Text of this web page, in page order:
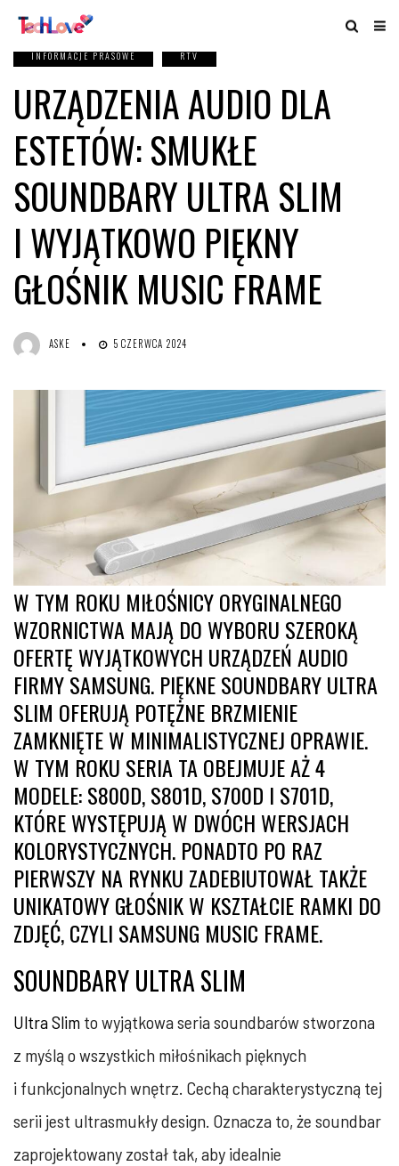
INFORMACJE PRASOWE RTV
URZĄDZENIA AUDIO DLA
ESTETÓW: SMUKŁE
SOUNDBARY ULTRA SLIM
I WYJĄTKOWO PIĘKNY
GŁOŚNIK MUSIC FRAME
ASKE 5 CZERWCA 2024
W TYM ROKU MIŁOŚNICY ORYGINALNEGO
WZORNICTWA MAJĄ DO WYBORU SZEROKĄ
OFERTĘ WYJĄTKOWYCH URZĄDZEŃ AUDIO
FIRMY SAMSUNG. PIĘKNE SOUNDBARY ULTRA
SLIM OFERUJĄ POTĘŻNE BRZMIENIE
ZAMKNIĘTE W MINIMALISTYCZNEJ OPRAWIE.
W TYM ROKU SERIA TA OBEJMUJE AŻ 4
MODELE: S800D, S801D, S700D I S701D,
KTÓRE WYSTĘPUJĄ W DWÓCH WERSJACH
KOLORYSTYCZNYCH. PONADTO PO RAZ
PIERWSZY NA RYNKU ZADEBIUTOWAŁ TAKŻE
UNIKATOWY GŁOŚNIK W KSZTAŁCIE RAMKI DO
ZDJĘĆ, CZYLI SAMSUNG MUSIC FRAME.
SOUNDBARY ULTRA SLIM
Ultra Slim to wyjątkowa seria soundbarów stworzona
z myślą o wszystkich miłośnikach pięknych
i funkcjonalnych wnętrz. Cechą charakterystyczną tej
serii jest ultrasmukły design. Oznacza to, że soundbar
zaprojektowany został tak, aby idealnie